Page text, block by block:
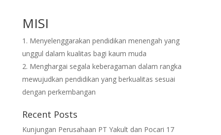
MISI
Menyelenggarakan pendidikan menengah yang
unggul dalam kualitas bagi kaum muda
Menghargai segala keberagaman dalam rangka
mewujudkan pendidikan yang berkualitas sesuai
dengan perkembangan
Recent Posts
Kunjungan Perusahaan PT Yakult dan Pocari 17